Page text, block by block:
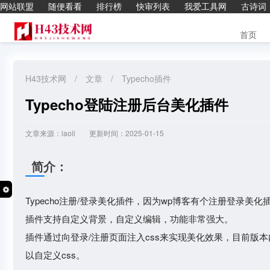
网站联盟 随便看看 排行榜 快审列表 我爱工具网 古诗词
首页
H43技术网 / 文章 / Typecho插件
Typecho登陆注册后台美化插件
文章来源：laoli 更新时间：2025-01-15
简介：
Typecho注册/登录美化插件，因为wp博客有个注册登录美
插件支持自定义背景，自定义编辑，功能非常强大。
插件通过向登录/注册页面注入css来实现美化效果，目前版
以自定义css。